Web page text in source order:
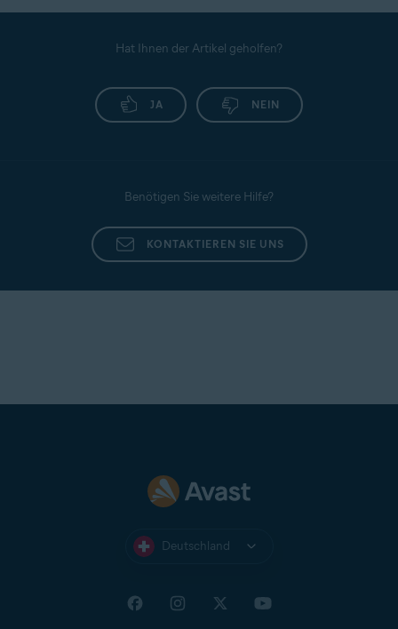
Hat Ihnen der Artikel geholfen?
JA NEIN
Benötigen Sie weitere Hilfe?
KONTAKTIEREN SIE UNS
Deutschland